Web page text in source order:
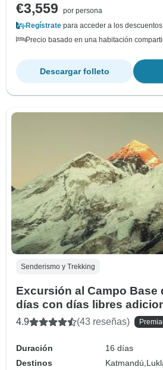
€3,559
por persona
Regístrate para acceder a los descuentos
Precio basado en una habitación
Descargar folleto
Senderismo y Trekking
Excursión al Campo Base
días con días libres
Katmandú
4.9 (43 reseñas)
Duración
16 días
Destinos
Katmandú,